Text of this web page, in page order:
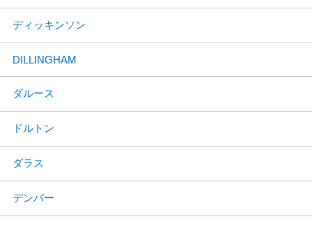
ディッキンソン
DILLINGHAM
ダルース
ドルトン
ダラス
デンバー